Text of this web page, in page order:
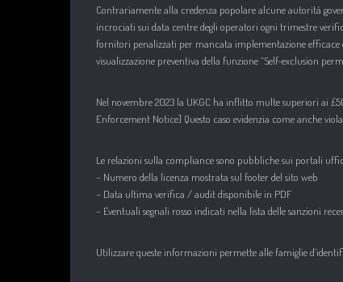
Contrariamente alla credenza popolare alcune autorità
incrociati sui data centre degli operatori ogni trimestre
fornitori penalizzati per mancata implementazione
visualizzazione preventiva della funzione “Self-exclusion
Nel novembre 2023 la UKGC ha inflitto multe superiori ai
Enforcement Notice] Questo caso evidenzia come anche
Le relazioni sulla compliance sono pubbliche sui portali
– Numero della licenza mostrata sul footer del sito web
– Data ultima verifica / audit disponibile in PDF
– Eventuali segnali rosso indicati nella lista delle sanzioni
Utilizzare queste informazioni permette alle famiglie